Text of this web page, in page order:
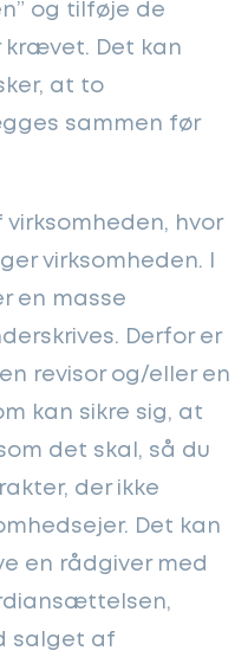
og tilføje de
krævet. Det kan
at to
sammen før
hvor
virksomheden. I
en masse
Derfor er
revisor og/eller en
kan sikre sig, at
det skal, så du
der ikke
Det kan
en rådgiver med
salget af